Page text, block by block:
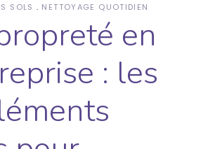
SOLS
NETTOYAGE QUOTIDIEN
en
: les